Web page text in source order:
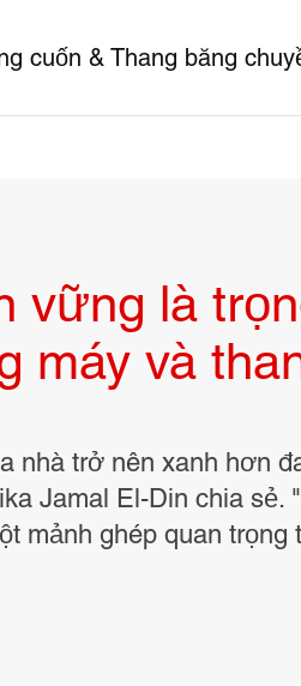
cuốn & Thang băng
vững là
máy và
nhà trở nên xanh hơn
Jamal El-Din chia sẻ.
mảnh ghép quan trọng